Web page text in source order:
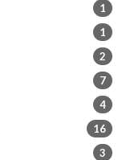
1
1
2
7
4
16
3